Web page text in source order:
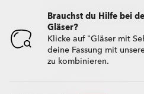
Brauchst du Hilfe bei
Gläser?
Klicke auf "Gläser mit
deine Fassung mit
zu kombinieren.